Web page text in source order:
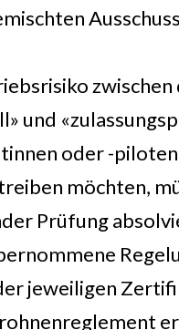
zwischen
und
oder -
möchten,
Prüfung
jeweiligen